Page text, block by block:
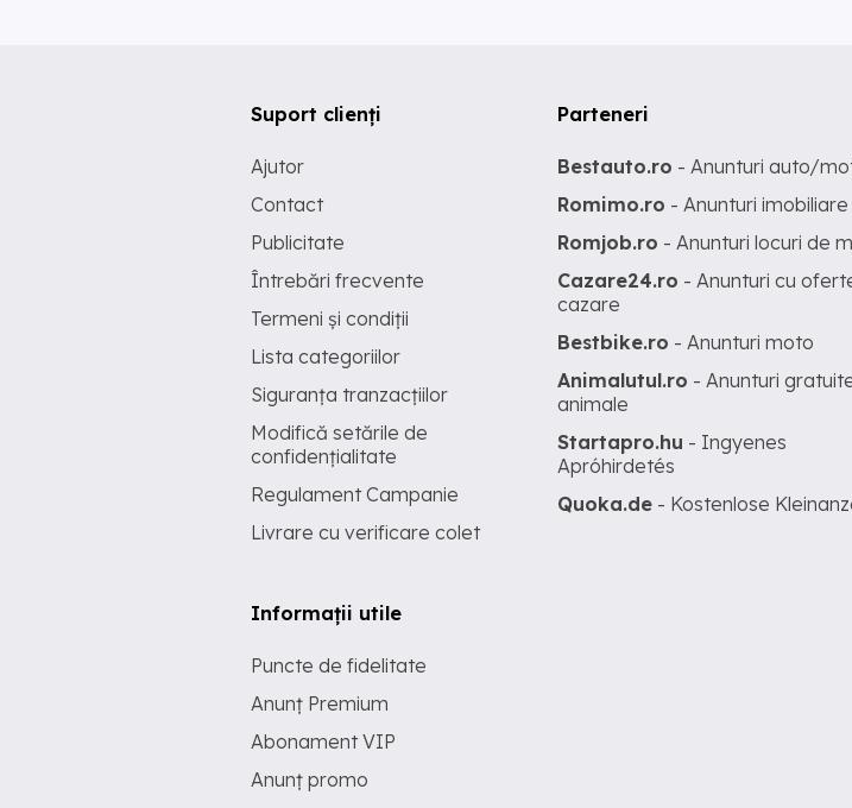
Suport clienți
Ajutor
Contact
Publicitate
Întrebări frecvente
Termeni și condiții
Lista categoriilor
Siguranța tranzacțiilor
Modifică setările de
confidențialitate
Regulament Campanie
Livrare cu verificare colet
Informații utile
Puncte de fidelitate
Anunț Premium
Abonament VIP
Anunț promo
Parteneri
Bestauto.ro - Anunturi auto/
Romimo.ro - Anunturi imobiliare
Romjob.ro - Anunturi locuri de
Cazare24.ro - Anunturi cu
cazare
Bestbike.ro - Anunturi moto
Animalutul.ro - Anunturi
animale
Startapro.hu - Ingyenes
Apróhirdetés
Quoka.de - Kostenlose